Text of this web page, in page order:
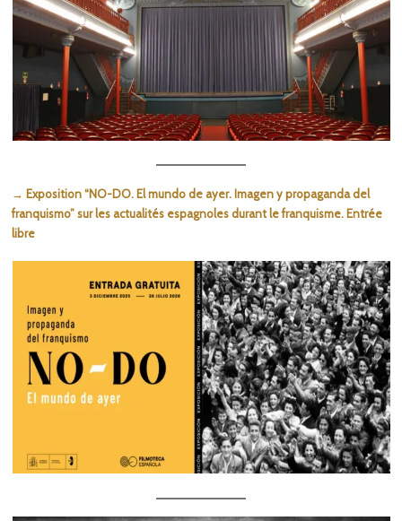
→ Exposition “NO-DO. El mundo de ayer. Imagen y propaganda del
franquismo” sur les actualités espagnoles durant le franquisme. Entrée
libre